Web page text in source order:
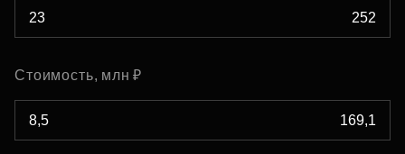
Стоимость, млн ₽